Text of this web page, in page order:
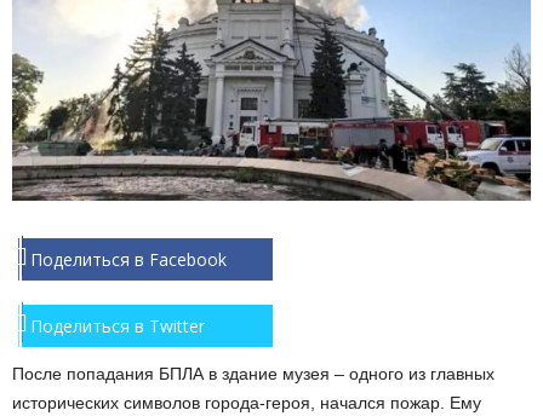
Поделиться в Facebook
Поделиться в Twitter
После попадания БПЛА в здание музея – одного из главных
исторических символов города-героя, начался пожар. Ему